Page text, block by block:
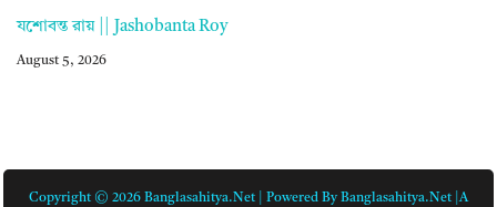
যশোবন্ত রায় || Jashobanta Roy
August 5, 2026
Copyright © 2026 Banglasahitya.net | Powered By Banglasahitya.net |A